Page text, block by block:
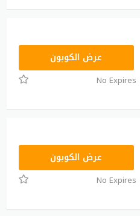
عرض الكوبون
No Expires
عرض الكوبون
No Expires